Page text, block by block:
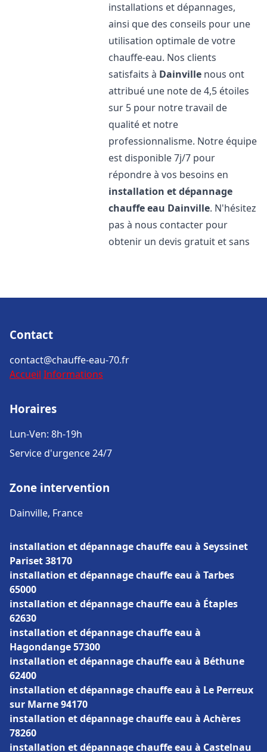
installations et dépannages,
ainsi que des conseils pour une
utilisation optimale de votre
chauffe-eau. Nos clients
satisfaits à Dainville nous ont
attribué une note de 4,5 étoiles
sur 5 pour notre travail de
qualité et notre
professionnalisme. Notre équipe
est disponible 7j/7 pour
répondre à vos besoins en
installation et dépannage
chauffe eau Dainville. N'hésitez
pas à nous contacter pour
obtenir un devis gratuit et sans
Contact
contact@chauffe-eau-70.fr
Accueil Informations
Horaires
Lun-Ven: 8h-19h
Service d'urgence 24/7
Zone intervention
Dainville, France
installation et dépannage chauffe eau à Seyssinet
Pariset 38170
installation et dépannage chauffe eau à Tarbes
65000
installation et dépannage chauffe eau à Étaples
62630
installation et dépannage chauffe eau à
Hagondange 57300
installation et dépannage chauffe eau à Béthune
62400
installation et dépannage chauffe eau à Le Perreux
sur Marne 94170
installation et dépannage chauffe eau à Achères
78260
installation et dépannage chauffe eau à Castelnau